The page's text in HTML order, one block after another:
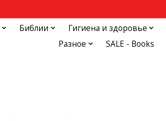
Библии Гигиена и здоровье
Разное
SALE - Books